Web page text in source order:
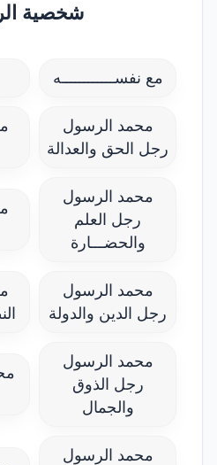
شخصية
مع نفســــــــــــه
محمد الرسول
رجل الحق والعدالة
محمد الرسول
رجل العلم
والحضـــارة
محمد الرسول
رجل الدين والدولة
محمد الرسول
رجل الذوق
والجمال
محمد الرسول